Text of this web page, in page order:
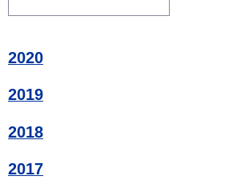
2020
2019
2018
2017